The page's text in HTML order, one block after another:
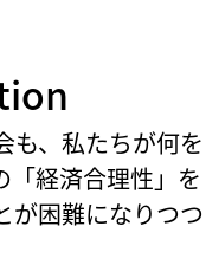
も、私たちが何を
「経済合理性」を
が困難になりつつ